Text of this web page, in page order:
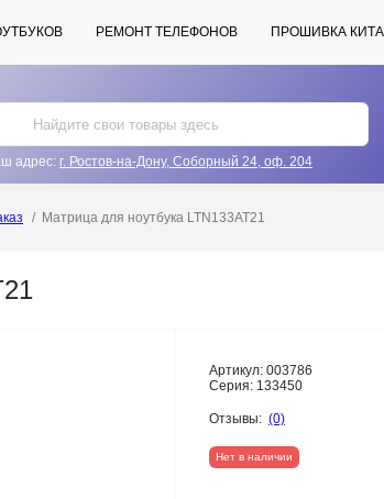
РЕМОНТ ТЕЛЕФОНОВ ПРОШИВКА
адрес: г. Ростов-на-Дону, Соборный 24, оф. 204
Матрица для ноутбука LTN133AT21
Артикул: 003786
Серия: 133450
Отзывы: (0)
Нет в наличии